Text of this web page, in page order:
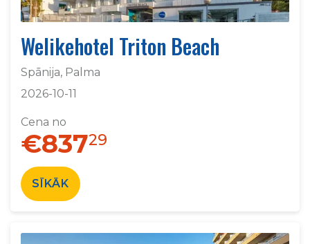
Welikehotel Triton Beach
Spānija, Palma
2026-10-11
Cena no
€83729
SĪKĀK